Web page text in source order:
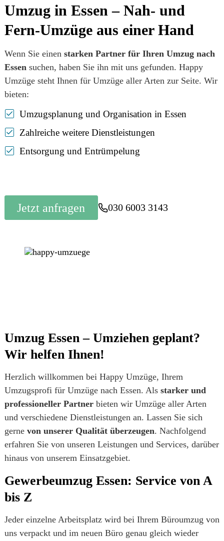
Umzug in Essen – Nah- und
Fern-Umzüge aus einer Hand
Wenn Sie einen starken Partner für Ihren Umzug nach
Essen suchen, haben Sie ihn mit uns gefunden. Happy
Umzüge steht Ihnen für Umzüge aller Arten zur Seite. Wir
bieten:
Umzugsplanung und Organisation in Essen
Zahlreiche weitere Dienstleistungen
Entsorgung und Entrümpelung
Jetzt anfragen 030 6003 3143
Umzug Essen – Umziehen geplant?
Wir helfen Ihnen!
Herzlich willkommen bei Happy Umzüge, Ihrem
Umzugsprofi für Umzüge nach Essen. Als starker und
professioneller Partner bieten wir Umzüge aller Arten
und verschiedene Dienstleistungen an. Lassen Sie sich
gerne von unserer Qualität überzeugen. Nachfolgend
erfahren Sie von unseren Leistungen und Services, darüber
hinaus von unserem Einsatzgebiet.
Gewerbeumzug Essen: Service von A
bis Z
Jeder einzelne Arbeitsplatz wird bei Ihrem Büroumzug von
uns verpackt und im neuen Büro genau gleich wieder